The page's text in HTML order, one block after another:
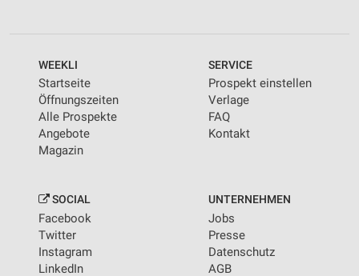
WEEKLI
Startseite
Öffnungszeiten
Alle Prospekte
Angebote
Magazin
SERVICE
Prospekt einstellen
Verlage
FAQ
Kontakt
SOCIAL
Facebook
Twitter
Instagram
LinkedIn
UNTERNEHMEN
Jobs
Presse
Datenschutz
AGB